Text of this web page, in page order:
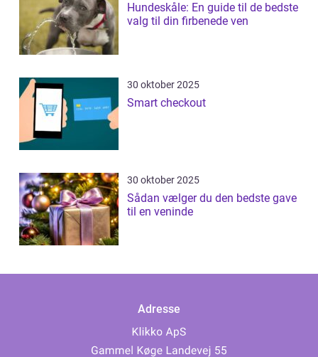
Hundeskåle: En guide til de bedste
valg til din firbenede ven
30 oktober 2025
Smart checkout
30 oktober 2025
Sådan vælger du den bedste gave
til en veninde
Adresse